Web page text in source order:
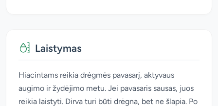
Laistymas
Hiacintams reikia drėgmės pavasarį, aktyvaus
augimo ir žydėjimo metu. Jei pavasaris sausas, juos
reikia laistyti. Dirva turi būti drėgna, bet ne šlapia. Po